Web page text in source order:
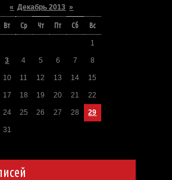
« Декабрь 2013 »
Вт Ср Чт Пт Сб Вс
1
3 4 5 6 7 8
10 11 12 13 14 15
17 18 19 20 21 22
24 25 26 27 28 29
31